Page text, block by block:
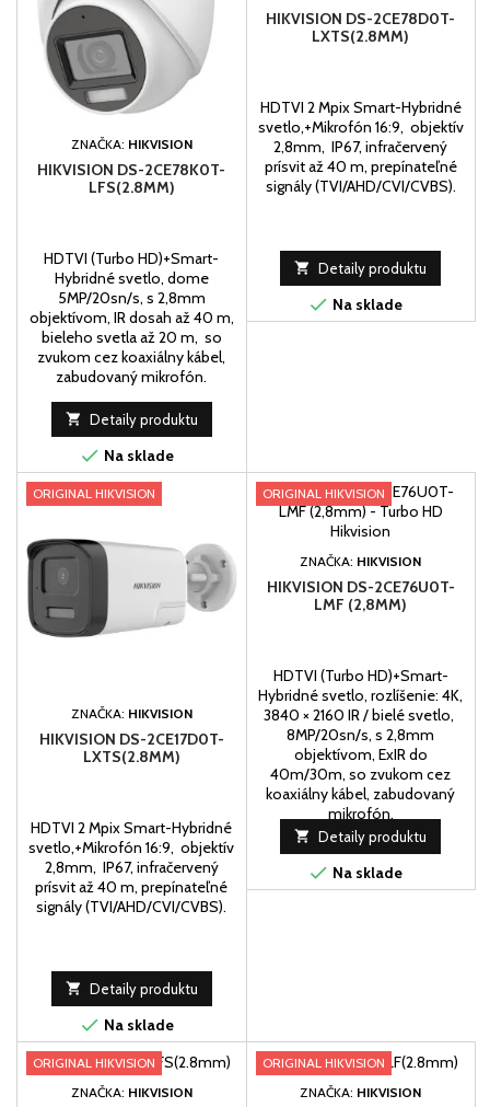
ZNAČKA: HIKVISION
HIKVISION DS-2CE78K0T-
LFS(2.8MM)
HDTVI (Turbo HD)+Smart-
Hybridné svetlo, dome
5MP/20sn/s, s 2,8mm
objektívom, IR dosah až 40 m,
bieleho svetla až 20 m, so
zvukom cez koaxiálny kábel,
zabudovaný mikrofón.
 Detaily produktu
 Na sklade
HIKVISION DS-2CE78D0T-
LXTS(2.8MM)
HDTVI 2 Mpix Smart-Hybridné
svetlo,+Mikrofón 16:9, objektív
2,8mm, IP67, infračervený
prísvit až 40 m, prepínateľné
signály (TVI/AHD/CVI/CVBS).
 Detaily produktu
 Na sklade
ORIGINAL HIKVISION
ZNAČKA: HIKVISION
HIKVISION DS-2CE17D0T-
LXTS(2.8MM)
HDTVI 2 Mpix Smart-Hybridné
svetlo,+Mikrofón 16:9, objektív
2,8mm, IP67, infračervený
prísvit až 40 m, prepínateľné
signály (TVI/AHD/CVI/CVBS).
 Detaily produktu
 Na sklade
ORIGINAL HIKVISION
ZNAČKA: HIKVISION
HIKVISION DS-2CE76U0T-
LMF (2,8MM)
HDTVI (Turbo HD)+Smart-
Hybridné svetlo, rozlíšenie: 4K,
3840 × 2160 IR / bielé svetlo,
8MP/20sn/s, s 2,8mm
objektívom, ExIR do
40m/30m, so zvukom cez
koaxiálny kábel, zabudovaný
mikrofón.
 Detaily produktu
 Na sklade
ORIGINAL HIKVISION
ZNAČKA: HIKVISION
ORIGINAL HIKVISION
ZNAČKA: HIKVISION